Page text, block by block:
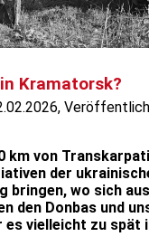
Kramatorsk?
km von
der
bringen, wo sich
den Donbas und
es vielleicht zu spät